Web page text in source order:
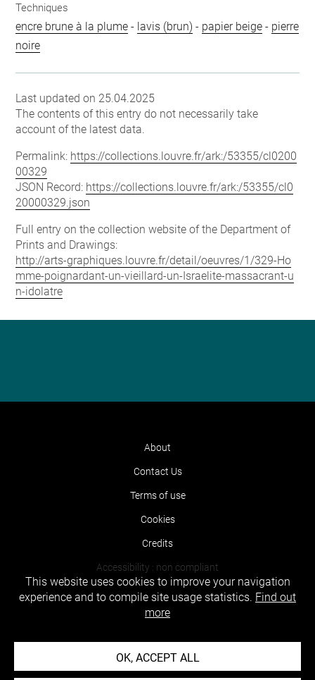
Techniques
encre brune à la plume - lavis (brun) - papier beige - pierre
noire
Last updated on 25.04.2025
The contents of this entry do not necessarily take
account of the latest data.
Permalink: https://collections.louvre.fr/ark:/53355/cl0200
00329
JSON Record: https://collections.louvre.fr/ark:/53355/cl0
20000329.json
Full entry on the collection website of the Department of
Prints and Drawings:
http://arts-graphiques.louvre.fr/detail/oeuvres/1/329-Ho
mme-poignardant-un-vieillard-un-Israelite-massacrant-u
n-idolatre
About
Contact Us
Terms of use
Cookies
Credits
Accessibility : non compliant
This website uses cookies to improve your navigation
experience and to compile site usage statistics. Find out
more
OK, ACCEPT ALL